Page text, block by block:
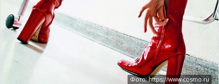
Фото: https://www.cosmo.ru